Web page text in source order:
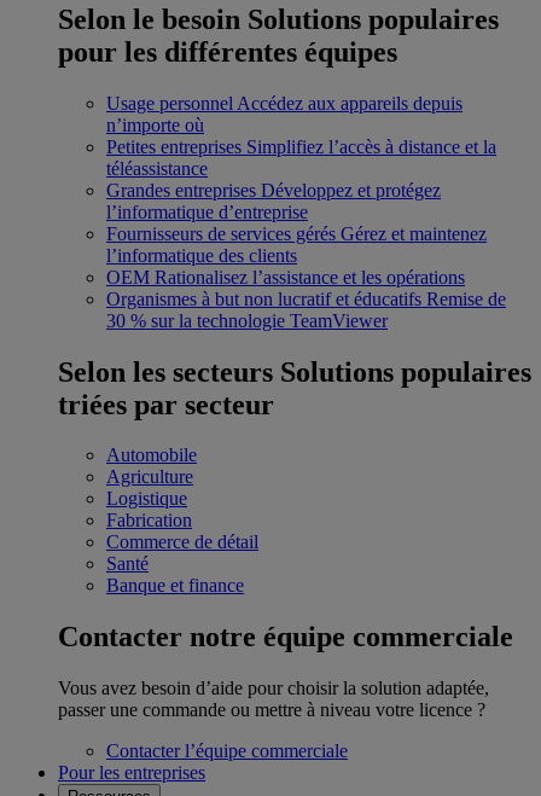
Selon le besoin Solutions populaires
pour les différentes équipes
Usage personnel Accédez aux appareils depuis
n’importe où
Petites entreprises Simplifiez l’accès à distance et la
téléassistance
Grandes entreprises Développez et protégez
l’informatique d’entreprise
Fournisseurs de services gérés Gérez et maintenez
l’informatique des clients
OEM Rationalisez l’assistance et les opérations
Organismes à but non lucratif et éducatifs Remise de
30 % sur la technologie TeamViewer
Selon les secteurs Solutions populaires
triées par secteur
Automobile
Agriculture
Logistique
Fabrication
Commerce de détail
Santé
Banque et finance
Contacter notre équipe commerciale
Vous avez besoin d’aide pour choisir la solution adaptée,
passer une commande ou mettre à niveau votre licence ?
Contacter l’équipe commerciale
Pour les entreprises